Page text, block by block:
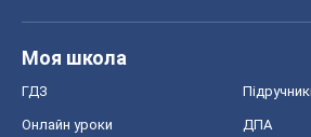
Моя школа
ГДЗ
Онлайн уроки ДПА